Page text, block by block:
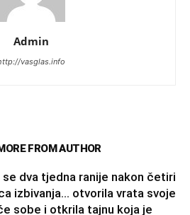
Admin
vasglas.info
FROM AUTHOR
dva tjedna ranije nakon četiri
izbivanja… otvorila vrata svoje
sobe i otkrila tajnu koja je